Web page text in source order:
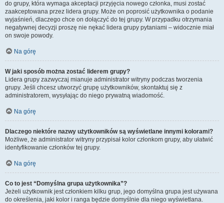
do grupy, która wymaga akceptacji przyjęcia nowego członka, musi zostać
zaakceptowana przez lidera grupy. Może on poprosić użytkownika o podanie
wyjaśnień, dlaczego chce on dołączyć do tej grupy. W przypadku otrzymania
negatywnej decyzji proszę nie nękać lidera grupy pytaniami – widocznie miał
on swoje powody.
Na górę
W jaki sposób można zostać liderem grupy?
Lidera grupy zazwyczaj mianuje administrator witryny podczas tworzenia
grupy. Jeśli chcesz utworzyć grupę użytkowników, skontaktuj się z
administratorem, wysyłając do niego prywatną wiadomość.
Na górę
Dlaczego niektóre nazwy użytkowników są wyświetlane innymi kolorami?
Możliwe, że administrator witryny przypisał kolor członkom grupy, aby ułatwić
identyfikowanie członków tej grupy.
Na górę
Co to jest “Domyślna grupa użytkownika”?
Jeżeli użytkownik jest członkiem kilku grup, jego domyślna grupa jest używana
do określenia, jaki kolor i ranga będzie domyślnie dla niego wyświetlana.